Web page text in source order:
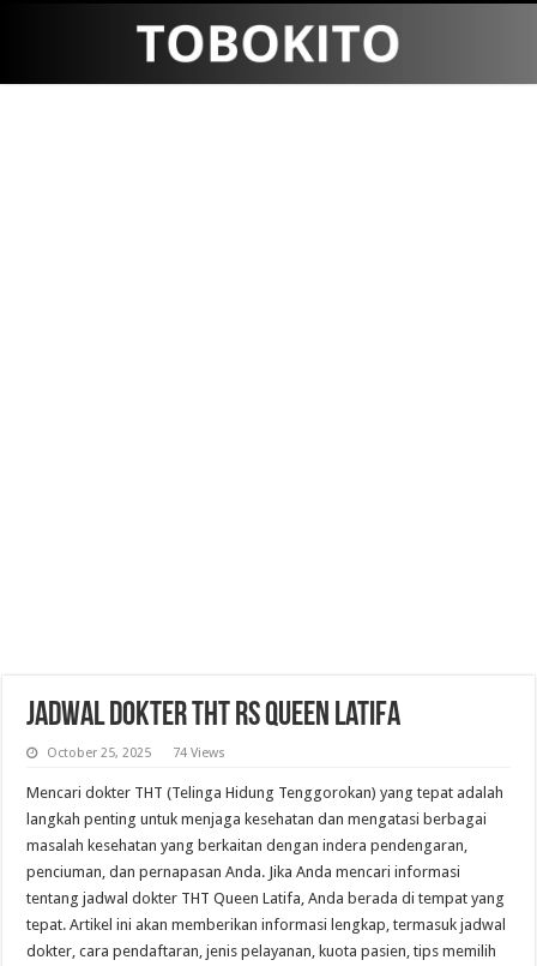
Jadwal Dokter THT RS Queen Latifa
October 25, 2025 74 Views
Mencari dokter THT (Telinga Hidung Tenggorokan) yang tepat adalah
langkah penting untuk menjaga kesehatan dan mengatasi berbagai
masalah kesehatan yang berkaitan dengan indera pendengaran,
penciuman, dan pernapasan Anda. Jika Anda mencari informasi
tentang jadwal dokter THT Queen Latifa, Anda berada di tempat yang
tepat. Artikel ini akan memberikan informasi lengkap, termasuk jadwal
dokter, cara pendaftaran, jenis pelayanan, kuota pasien, tips memilih